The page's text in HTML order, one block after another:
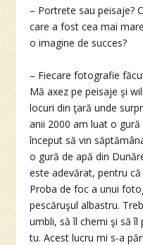
– Portrete sau peisaje?
care a fost cea mai
o imagine de succes?
– Fiecare fotografie
Mă axez pe peisaje şi
locuri din ţară unde
anii 2000 am luat o
început să vin
o gură de apă din
este adevărat, pentru
Proba de foc a unui
pescăruşul albastru.
umbli, să îl chemi şi să îl
tu. Acest lucru mi s-a